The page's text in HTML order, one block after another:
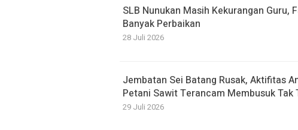
SLB Nunukan Masih Kekurangan Guru,
Banyak Perbaikan
28 Juli 2026
Jembatan Sei Batang Rusak, Aktifitas
Petani Sawit Terancam Membusuk Tak
29 Juli 2026